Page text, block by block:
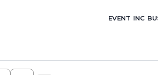
EVENT INC